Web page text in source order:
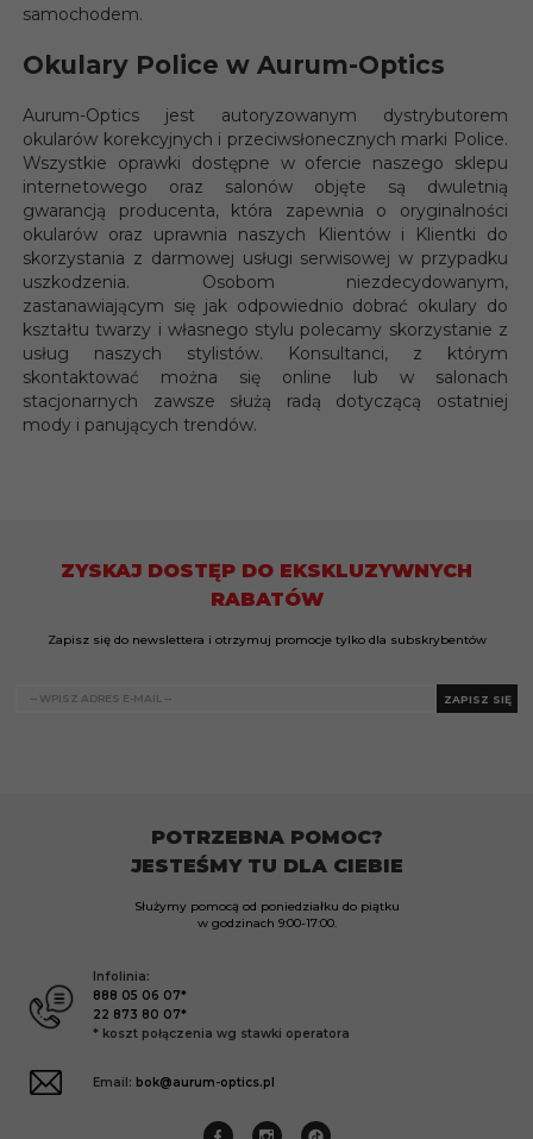
samochodem.
Okulary Police w Aurum-Optics
Aurum-Optics jest autoryzowanym dystrybutorem
okularów korekcyjnych i przeciwsłonecznych marki Police.
Wszystkie oprawki dostępne w ofercie naszego sklepu
internetowego oraz salonów objęte są dwuletnią
gwarancją producenta, która zapewnia o oryginalności
okularów oraz uprawnia naszych Klientów i Klientki do
skorzystania z darmowej usługi serwisowej w przypadku
uszkodzenia. Osobom niezdecydowanym,
zastanawiającym się jak odpowiednio dobrać okulary do
kształtu twarzy i własnego stylu polecamy skorzystanie z
usług naszych stylistów. Konsultanci, z którym
skontaktować można się online lub w salonach
stacjonarnych zawsze służą radą dotyczącą ostatniej
mody i panujących trendów.
ZYSKAJ DOSTĘP DO EKSKLUZYWNYCH
RABATÓW
Zapisz się do newslettera i otrzymuj promocje tylko dla subskrybentów
ZAPISZ SIĘ
POTRZEBNA POMOC?
JESTEŚMY TU DLA CIEBIE
Służymy pomocą od poniedziałku do piątku
w godzinach 9:00-17:00.
Infolinia:
888 05 06 07*
22 873 80 07*
* koszt połączenia wg stawki operatora
Email: bok@aurum-optics.pl